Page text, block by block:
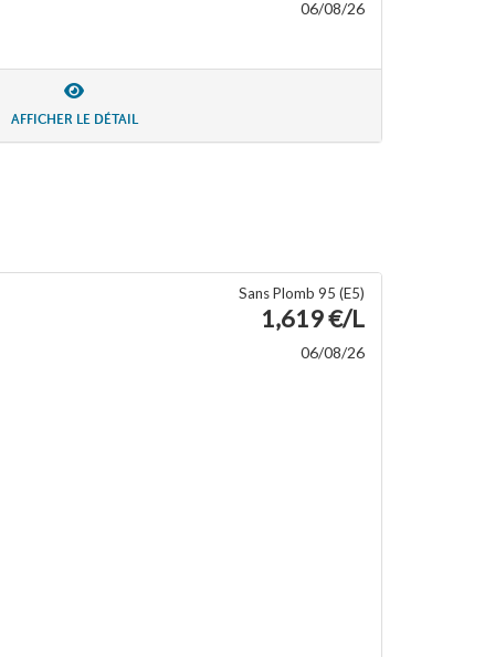
06/08/26
AFFICHER LE DÉTAIL
Sans Plomb 95 (E5)
1,619 €/L
06/08/26